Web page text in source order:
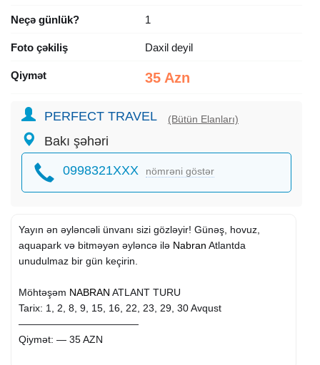
Neçə günlük? 1
Foto çəkiliş Daxil deyil
Qiymət 35 Azn
PERFECT TRAVEL (Bütün Elanları)
Bakı şəhəri
0998321XXX nömrəni göstər
Yayın ən əyləncəli ünvanı sizi gözləyir! Günəş, hovuz,
aquapark və bitməyən əyləncə ilə Nabran Atlantda
unudulmaz bir gün keçirin.
Möhtəşəm NABRAN ATLANT TURU
Tarix: 1, 2, 8, 9, 15, 16, 22, 23, 29, 30 Avqust
————————————
Qiymət: — 35 AZN